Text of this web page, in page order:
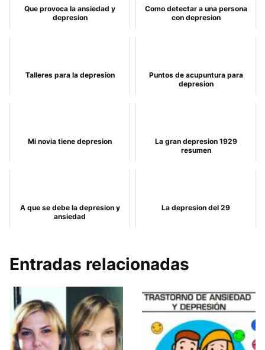
Que provoca la ansiedad y
depresion
Como detectar a una persona
con depresion
Talleres para la depresion
Puntos de acupuntura para
depresion
Mi novia tiene depresion
La gran depresion 1929
resumen
A que se debe la depresion y
ansiedad
La depresion del 29
Entradas relacionadas